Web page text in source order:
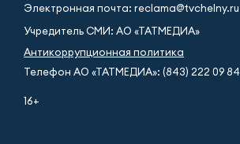
Электронная почта: reclama@tvchelny.ru
Учредитель СМИ: АО «ТАТМЕДИА»
Антикоррупционная политика
Телефон АО «ТАТМЕДИА»: (843) 222 09 84
16+